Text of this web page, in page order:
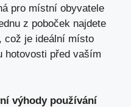
pro místní‌ obyvatele
z poboček najdete
což je​ ideální místo⁣
hotovosti před⁢ vaším
‌výhody používání